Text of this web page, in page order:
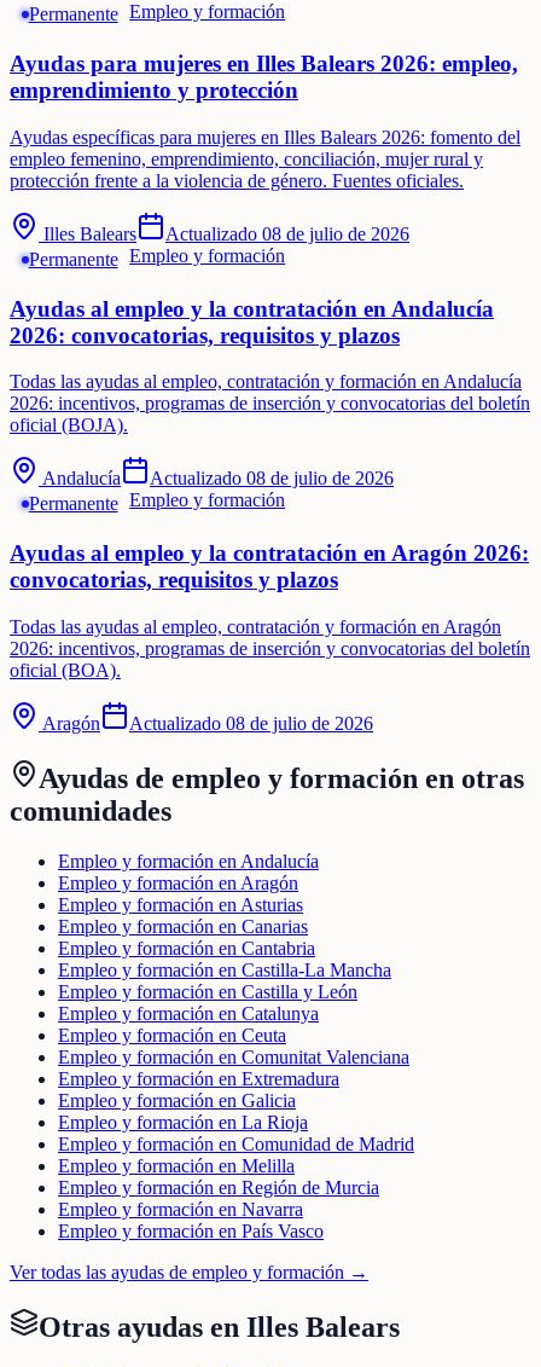
Permanente Empleo y formación
Ayudas para mujeres en Illes Balears 2026: empleo,
emprendimiento y protección
Ayudas específicas para mujeres en Illes Balears 2026: fomento del
empleo femenino, emprendimiento, conciliación, mujer rural y
protección frente a la violencia de género. Fuentes oficiales.
Illes Balears Actualizado 08 de julio de 2026
Permanente Empleo y formación
Ayudas al empleo y la contratación en Andalucía
2026: convocatorias, requisitos y plazos
Todas las ayudas al empleo, contratación y formación en Andalucía
2026: incentivos, programas de inserción y convocatorias del boletín
oficial (BOJA).
Andalucía Actualizado 08 de julio de 2026
Permanente Empleo y formación
Ayudas al empleo y la contratación en Aragón 2026:
convocatorias, requisitos y plazos
Todas las ayudas al empleo, contratación y formación en Aragón
2026: incentivos, programas de inserción y convocatorias del boletín
oficial (BOA).
Aragón Actualizado 08 de julio de 2026
Ayudas de empleo y formación en otras
comunidades
Empleo y formación en Andalucía
Empleo y formación en Aragón
Empleo y formación en Asturias
Empleo y formación en Canarias
Empleo y formación en Cantabria
Empleo y formación en Castilla-La Mancha
Empleo y formación en Castilla y León
Empleo y formación en Catalunya
Empleo y formación en Ceuta
Empleo y formación en Comunitat Valenciana
Empleo y formación en Extremadura
Empleo y formación en Galicia
Empleo y formación en La Rioja
Empleo y formación en Comunidad de Madrid
Empleo y formación en Melilla
Empleo y formación en Región de Murcia
Empleo y formación en Navarra
Empleo y formación en País Vasco
Ver todas las ayudas de empleo y formación →
Otras ayudas en Illes Balears